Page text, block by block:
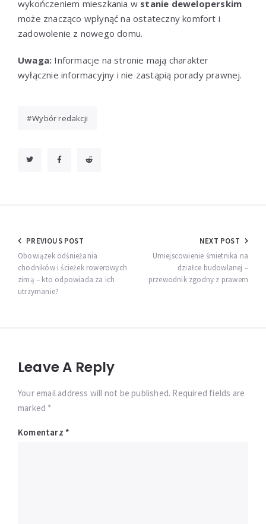
wykończeniem mieszkania w stanie deweloperskim
może znacząco wpłynąć na ostateczny komfort i
zadowolenie z nowego domu.
Uwaga: Informacje na stronie mają charakter
wyłącznie informacyjny i nie zastąpią porady prawnej.
Wybór redakcji
Nawigacja
wpisu
PREVIOUS POST
Obowiązek odśnieżania
chodników i ścieżek rowerowych
zimą – kto odpowiada za ich
utrzymanie?
NEXT POST
Umiejscowienie śmietnika na
działce budowlanej –
przewodnik zgodny z prawem
Leave A Reply
Your email address will not be published. Required fields are
marked *
Komentarz *